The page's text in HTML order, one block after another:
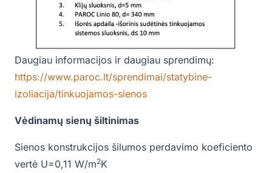
Daugiau informacijos ir daugiau sprendimų:
https://www.paroc.lt/sprendimai/statybine-
izoliacija/tinkuojamos-sienos
Vėdinamų sienų šiltinimas
Sienos konstrukcijos šilumos perdavimo koeficiento
vertė U=0,11 W/m2K